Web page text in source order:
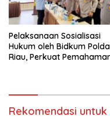
Pelaksanaan Sosialisasi
Hukum oleh Bidkum Polda
Riau, Perkuat
Rekomendasi untuk